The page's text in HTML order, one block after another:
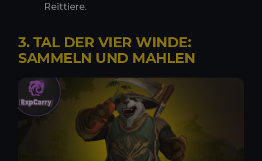
Reittiere.
3. TAL DER VIER WINDE:
SAMMELN UND MAHLEN